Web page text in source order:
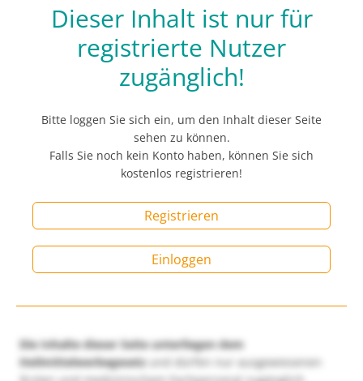
Dieser Inhalt ist nur für
registrierte Nutzer
zugänglich!
Bitte loggen Sie sich ein, um den Inhalt dieser Seite
sehen zu können.
Falls Sie noch kein Konto haben, können Sie sich
kostenlos registrieren!
Registrieren
Einloggen
Die Inhalte dieser Seite unterliegen dem
Heilmittelwerbegesetzund dürfen nur ausgewiesenen